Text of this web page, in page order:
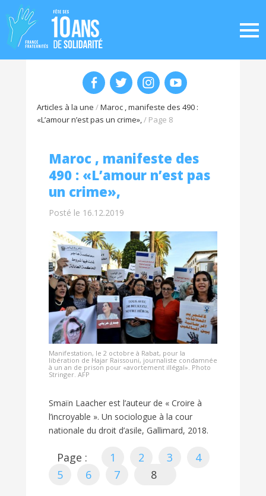
Articles à la une /Maroc , manifeste des 490 :
«L’amour n’est pas un crime»,/ Page 8
Maroc , manifeste des
490 : «L’amour n’est pas
un crime»,
Posté le 16.12.2019
Manifestation, le 2 octobre à Rabat, pour la
libération de Hajar Raissouni, journaliste condamnée
à un an de prison pour «avortement illégal». Photo
Stringer. AFP
Smaïn Laacher est l’auteur de « Croire à
l’incroyable ». Un sociologue à la cour
nationale du droit d’asile, Gallimard, 2018.
Page : 1 2 3
4
5
6 7 8